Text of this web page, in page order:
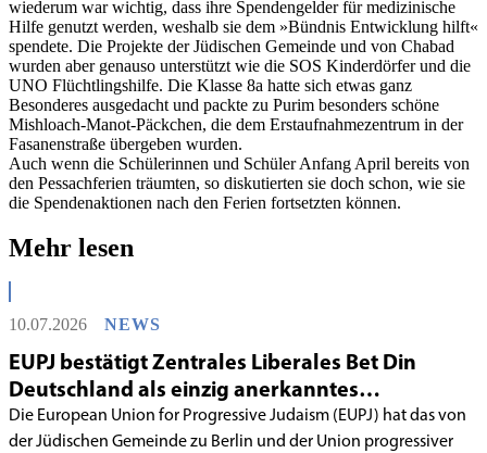
wiederum war wichtig, dass ihre Spendengelder für medizinische
Hilfe genutzt werden, weshalb sie dem »Bündnis Entwicklung hilft«
spendete. Die Projekte der Jüdischen Gemeinde und von Chabad
wurden aber genauso unterstützt wie die SOS Kinderdörfer und die
UNO Flüchtlingshilfe. Die Klasse 8a hatte sich etwas ganz
Besonderes ausgedacht und packte zu Purim besonders schöne
Mishloach-Manot-Päckchen, die dem Erstaufnahmezentrum in der
Fasanenstraße übergeben wurden.
Auch wenn die Schülerinnen und Schüler Anfang April bereits von
den Pessachferien träumten, so diskutierten sie doch schon, wie sie
die Spendenaktionen nach den Ferien fortsetzten können.
Mehr lesen
10.07.2026 NEWS
EUPJ bestätigt Zentrales Liberales Bet Din
Deutschland als einzig anerkanntes
liberales Rabbinatsgericht
Die European Union for Progressive Judaism (EUPJ) hat das von
der Jüdischen Gemeinde zu Berlin und der Union progressiver